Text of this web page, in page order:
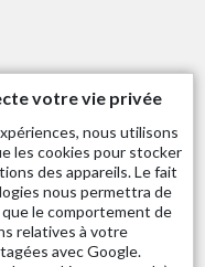
votre vie privée
nous utilisons
les cookies pour stocker
des appareils. Le fait
nous permettra de
le comportement de
relatives à votre
avec Google.